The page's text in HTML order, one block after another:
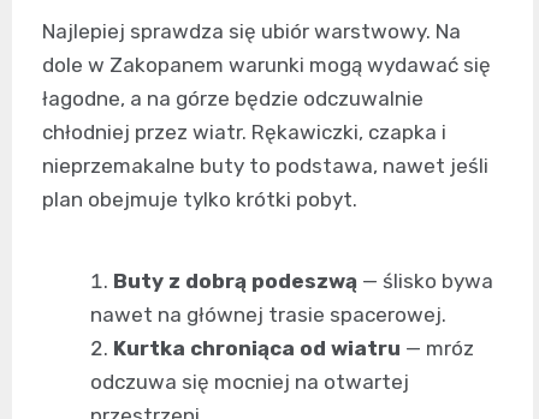
Najlepiej sprawdza się ubiór warstwowy. Na
dole w Zakopanem warunki mogą wydawać się
łagodne, a na górze będzie odczuwalnie
chłodniej przez wiatr. Rękawiczki, czapka i
nieprzemakalne buty to podstawa, nawet jeśli
plan obejmuje tylko krótki pobyt.
Buty z dobrą podeszwą — ślisko bywa
nawet na głównej trasie spacerowej.
Kurtka chroniąca od wiatru — mróz
odczuwa się mocniej na otwartej